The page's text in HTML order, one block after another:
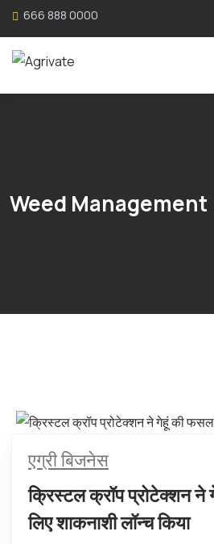
666 888 0000
Weed Management
एग्री बिजनेस
क्रिस्टल क्रॉप प्रोटेक्शन
लिए शाकनाशी लॉन्च किया